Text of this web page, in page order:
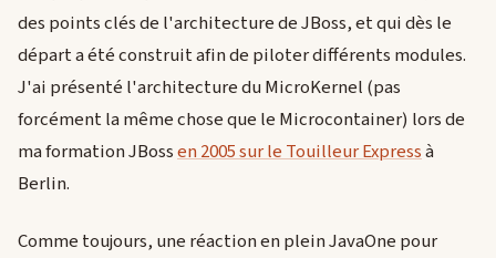
des points clés de l'architecture de JBoss, et qui dès le
départ a été construit afin de piloter différents modules.
J'ai présenté l'architecture du MicroKernel (pas
forcément la même chose que le Microcontainer) lors de
ma formation JBossen 2005 sur le Touilleur Expressà
Berlin.
Comme toujours, une réaction en plein JavaOne pour